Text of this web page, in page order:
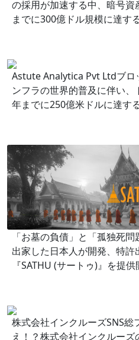
の採用が加速する中、暗号
までに300億ドル規模に達す
Astute Analytica Pvt Ltdブロ
ンフラの世界的普及に伴い
年までに250億米ドルに達す
「お墓の負債」と「孤独死
出家した日本人が開発、特
『SATHU (サートゥ)』を提供
株式会社インクルーズSNS総
え！？株式会社インクルーズ